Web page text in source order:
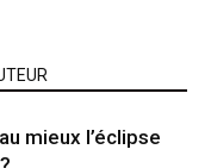
mieux l’éclipse